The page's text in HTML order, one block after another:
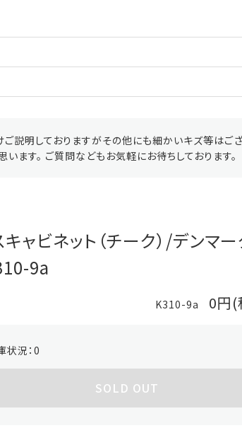
説明しておりますがその他にも細かいキズ等はご
す。 ご質問などもお気軽にお待ちしております。
ャビネット（チーク）/デンマ
9a
K310-9a 0円(
状況：0
SOLD OUT